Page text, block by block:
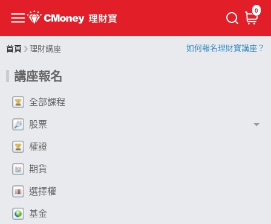
0
首頁 理財講座 如何報名理財寶講座？
講座報名
全部課程
股票
權證
期貨
選擇權
基金